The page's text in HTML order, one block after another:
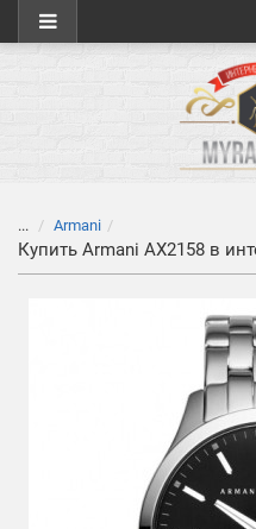
... Armani
Купить Armani AX2158 в